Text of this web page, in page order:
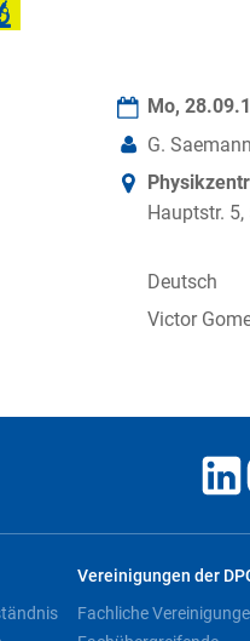
Mo,
G.
Hauptstr.
Deutsch
Victor
Vereinigungen der
Fachliche